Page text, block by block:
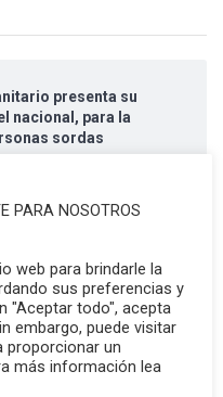
presenta su
nacional, para la
sordas
Corazón
PARA NOSOTROS
web para brindarle la
sus preferencias y
"Aceptar todo", acepta
embargo, puede visitar
proporcionar un
más información lea